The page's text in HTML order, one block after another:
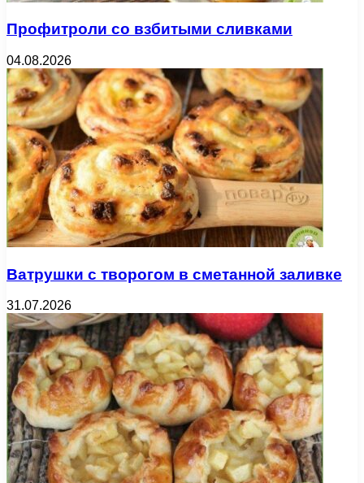
Профитроли со взбитыми сливками
04.08.2026
Ватрушки с творогом в сметанной заливке
31.07.2026